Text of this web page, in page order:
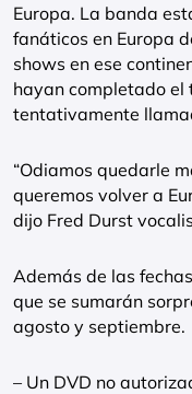
Europa. La banda
fanáticos en Europa
shows en ese
hayan completado el
tentativamente
“Odiamos quedarle
queremos volver a
dijo Fred Durst
Además de las
que se sumarán
agosto y septiembre.
– Un DVD no